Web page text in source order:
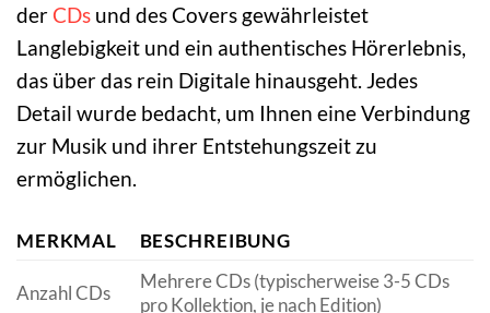
der CDs und des Covers gewährleistet
Langlebigkeit und ein authentisches Hörerlebnis,
das über das rein Digitale hinausgeht. Jedes
Detail wurde bedacht, um Ihnen eine Verbindung
zur Musik und ihrer Entstehungszeit zu
ermöglichen.
MERKMAL BESCHREIBUNG
Anzahl CDs
Mehrere CDs (typischerweise 3-5 CDs
pro Kollektion, je nach Edition)